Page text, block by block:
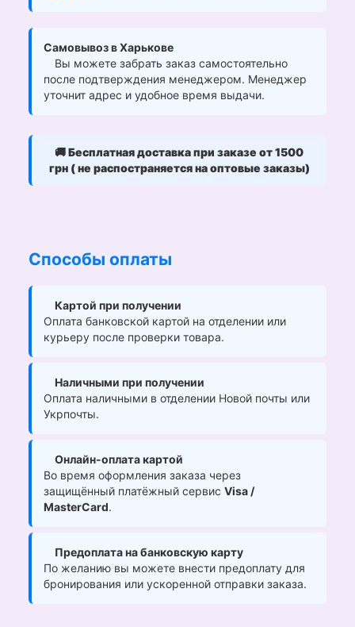
Самовывоз в Харькове
Вы можете забрать заказ самостоятельно
после подтверждения менеджером. Менеджер
уточнит адрес и удобное время выдачи.
🚚Бесплатная доставка при заказе от 1500
грн ( не распостраняется на оптовые заказы)
Способы оплаты
Картой при получении
Оплата банковской картой на отделении или
курьеру после проверки товара.
Наличными при получении
Оплата наличными в отделении Новой почты или
Укрпочты.
Онлайн-оплата картой
Во время оформления заказа через
защищённый платёжный сервис Visa /
MasterCard.
Предоплата на банковскую карту
По желанию вы можете внести предоплату для
бронирования или ускоренной отправки заказа.